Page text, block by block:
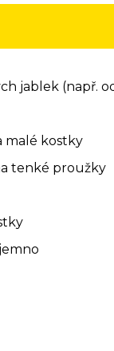
jablek (např.
malé kostky
tenké proužky